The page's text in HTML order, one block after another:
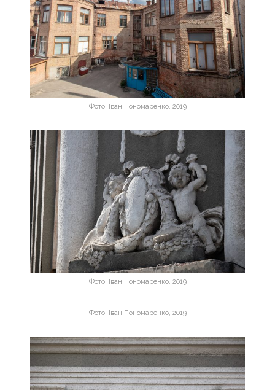
Фото: Іван Пономаренко, 2019
Фото: Іван Пономаренко, 2019
Фото: Іван Пономаренко, 2019